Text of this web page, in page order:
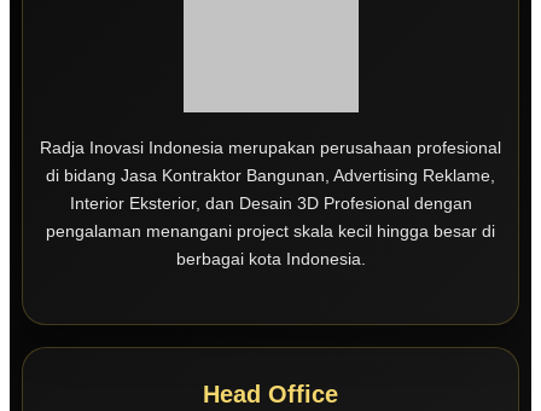
Radja Inovasi Indonesia merupakan perusahaan profesional
di bidang Jasa Kontraktor Bangunan, Advertising Reklame,
Interior Eksterior, dan Desain 3D Profesional dengan
pengalaman menangani project skala kecil hingga besar di
berbagai kota Indonesia.
Head Office